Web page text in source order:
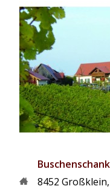
8452 Großklein